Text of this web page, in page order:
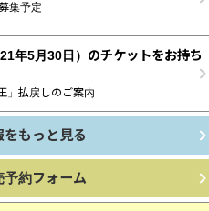
集予定
年5月30日）のチケットをお持ち
」払戻しのご案内
もっと見る
予約フォーム